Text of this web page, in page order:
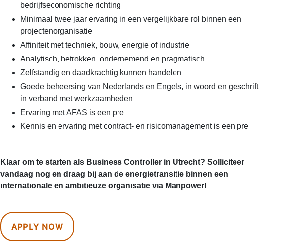
bedrijfseconomische richting
Minimaal twee jaar ervaring in een vergelijkbare rol binnen een
projectenorganisatie
Affiniteit met techniek, bouw, energie of industrie
Analytisch, betrokken, ondernemend en pragmatisch
Zelfstandig en daadkrachtig kunnen handelen
Goede beheersing van Nederlands en Engels, in woord en geschrift
in verband met werkzaamheden
Ervaring met AFAS is een pre
Kennis en ervaring met contract- en risicomanagement is een pre
Klaar om te starten als Business Controller in Utrecht? Solliciteer
vandaag nog en draag bij aan de energietransitie binnen een
internationale en ambitieuze organisatie via Manpower!
APPLY NOW